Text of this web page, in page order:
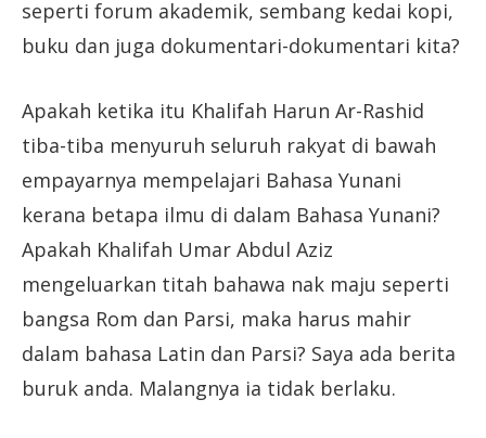
seperti forum akademik, sembang kedai kopi,
buku dan juga dokumentari-dokumentari kita?
Apakah ketika itu Khalifah Harun Ar-Rashid
tiba-tiba menyuruh seluruh rakyat di bawah
empayarnya mempelajari Bahasa Yunani
kerana betapa ilmu di dalam Bahasa Yunani?
Apakah Khalifah Umar Abdul Aziz
mengeluarkan titah bahawa nak maju seperti
bangsa Rom dan Parsi, maka harus mahir
dalam bahasa Latin dan Parsi? Saya ada berita
buruk anda. Malangnya ia tidak berlaku.